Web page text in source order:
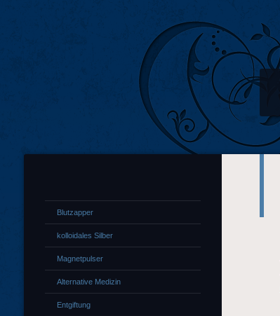
Blutzapper
kolloidales Silber
Magnetpulser
Alternative Medizin
Entgiftung